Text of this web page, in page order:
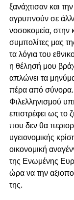
ξανάχτισαν και
αγρυπνούν σε
νοσοκομεία, στην
συμπολίτες μας
τα λόγια του
η θέλησή μου
απλώνει τα
πέρα από σύνορα.
Φιλελληνισμού
επιστρέφει ως το
που δεν θα
υγειονομικής
οικονομική
της Ενωμένης
ώρα να την
της.